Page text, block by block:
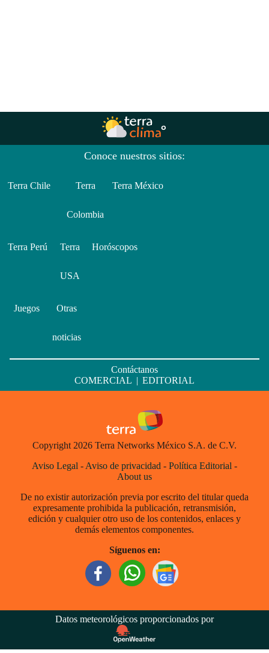
Conoce nuestros sitios:
Terra Chile Terra
Colombia
Terra México
Terra Perú Terra
USA
Horóscopos
Juegos Otras
noticias
Contáctanos
COMERCIAL
EDITORIAL
Copyright 2026 Terra Networks México S.A. de C.V.
Aviso Legal - Aviso de privacidad - Política Editorial -
About us
De no existir autorización previa por escrito del titular queda
expresamente prohibida la publicación, retransmisión,
edición y cualquier otro uso de los contenidos, enlaces y
demás elementos componentes.
Síguenos en:
Datos meteorológicos proporcionados por